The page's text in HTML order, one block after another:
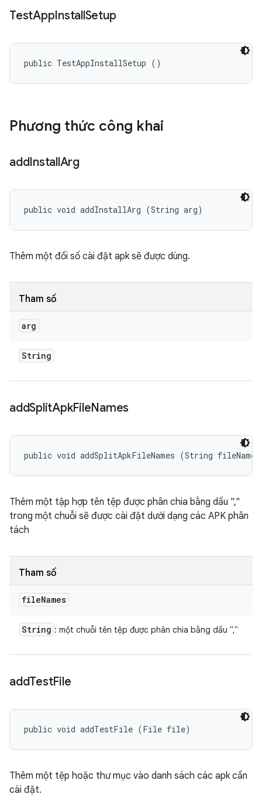
TestAppInstallSetup
public TestAppInstallSetup ()
Phương thức công khai
addInstallArg
public void addInstallArg (String arg)
Thêm một đối số cài đặt apk sẽ được dùng.
Tham số
arg
String
addSplitApkFileNames
public void addSplitApkFileNames (String
Thêm một tập hợp tên tệp được phân chia bằng dấu ","
trong một chuỗi sẽ được cài đặt dưới dạng các APK phân
tách
Tham số
fileNames
String : một chuỗi tên tệp được phân chia bằng dấu ","
addTestFile
public void addTestFile (File file)
Thêm một tệp hoặc thư mục vào danh sách các apk cần
cài đặt.